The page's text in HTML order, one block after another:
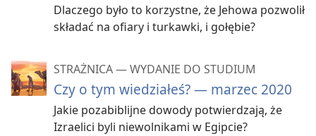
Dlaczego było to korzystne, że Jehowa pozwolił
składać na ofiary i turkawki, i gołębie?
STRAŻNICA — WYDANIE DO STUDIUM
Czy o tym wiedziałeś? — marzec 2020
Jakie pozabiblijne dowody potwierdzają, że
Izraelici byli niewolnikami w Egipcie?